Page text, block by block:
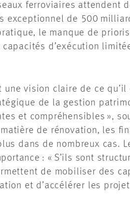
ferroviaires attendent
exceptionnel de 500
le manque de
d’exécution
une vision claire de ce
de la gestion
et compréhensibles »,
de rénovation, les
dans de nombreux cas.
: « S’ils sont
de mobiliser des
et d’accélérer les